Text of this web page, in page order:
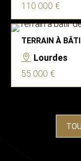
110 000 €
TERRAIN À
Lourdes
55 000 €